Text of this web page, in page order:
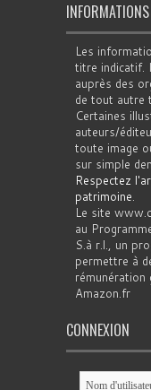
Les
titre indicatif.
auprès des
de tout autre
Certaines
auteurs/
toute image
sur simple
Respectez
patrimoine.
Le site
au
S.à r.l., un
permettre à
rémunération
Amazon.fr
CONNEXION